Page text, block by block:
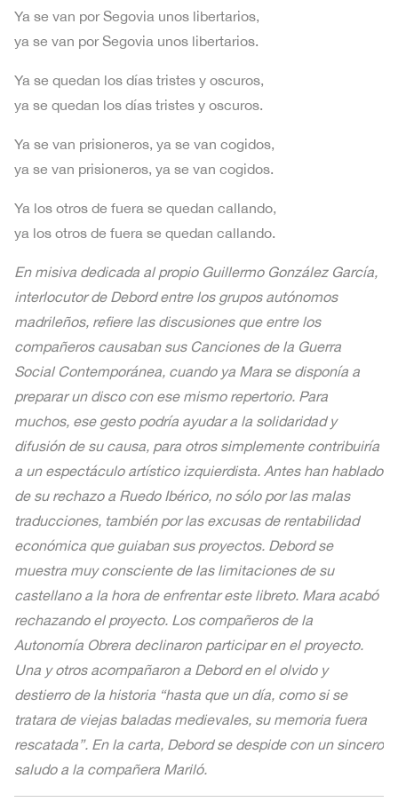
Ya se van por Segovia unos libertarios,
ya se van por Segovia unos libertarios.
Ya se quedan los días tristes y oscuros,
ya se quedan los días tristes y oscuros.
Ya se van prisioneros, ya se van cogidos,
ya se van prisioneros, ya se van cogidos.
Ya los otros de fuera se quedan callando,
ya los otros de fuera se quedan callando.
En misiva dedicada al propio Guillermo González García,
interlocutor de Debord entre los grupos autónomos
madrileños, refiere las discusiones que entre los
compañeros causaban sus Canciones de la Guerra
Social Contemporánea, cuando ya Mara se disponía a
preparar un disco con ese mismo repertorio. Para
muchos, ese gesto podría ayudar a la solidaridad y
difusión de su causa, para otros simplemente contribuiría
a un espectáculo artístico izquierdista. Antes han hablado
de su rechazo a Ruedo Ibérico, no sólo por las malas
traducciones, también por las excusas de rentabilidad
económica que guiaban sus proyectos. Debord se
muestra muy consciente de las limitaciones de su
castellano a la hora de enfrentar este libreto. Mara acabó
rechazando el proyecto. Los compañeros de la
Autonomía Obrera declinaron participar en el proyecto.
Una y otros acompañaron a Debord en el olvido y
destierro de la historia “hasta que un día, como si se
tratara de viejas baladas medievales, su memoria fuera
rescatada”. En la carta, Debord se despide con un sincero
saludo a la compañera Mariló.